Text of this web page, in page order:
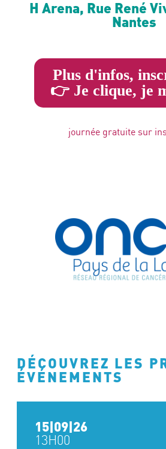
H Arena, Rue René
Nantes
Plus d'infos,
👉 Je clique, je
journée gratuite sur
DÉCOUVREZ LES
ÉVÉNEMENTS
15|09|26
13H00